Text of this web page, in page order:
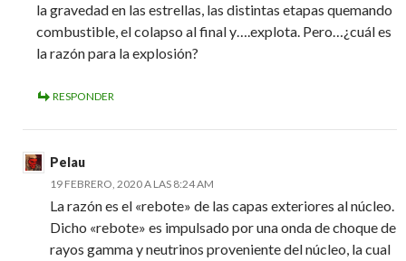
la gravedad en las estrellas, las distintas etapas quemando
combustible, el colapso al final y….explota. Pero…¿cuál es
la razón para la explosión?
RESPONDER
Pelau
19 FEBRERO, 2020 A LAS 8:24 AM
La razón es el «rebote» de las capas exteriores al núcleo.
Dicho «rebote» es impulsado por una onda de choque de
rayos gamma y neutrinos proveniente del núcleo, la cual